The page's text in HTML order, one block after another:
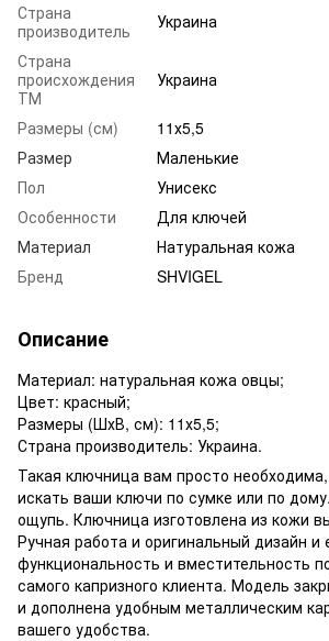
Страна
производитель
Украина
Страна
происхождения
ТМ
Украина
Размеры (см)
11х5,5
Размер
Маленькие
Пол
Унисекс
Особенности
Для ключей
Материал
Натуральная кожа
Бренд
SHVIGEL
Описание
Материал: натуральная кожа овцы;
Цвет: красный;
Размеры (ШхВ, см): 11х5,5;
Страна производитель: Украина.
Такая ключница вам просто
искать ваши ключи по сумке или по
ощупь. Ключница изготовлена из кожи
Ручная работа и оригинальный дизайн и
функциональность и вместительность
самого капризного клиента. Модель
и дополнена удобным металлическим
вашего удобства.